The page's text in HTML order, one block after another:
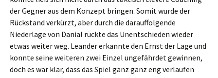
der Gegner aus dem Konzept bringen. Somit wurde der
Rückstand verkürzt, aber durch die darauffolgende
Niederlage von Danial rückte das Unentschieden wieder
etwas weiter weg. Leander erkannte den Ernst der Lage und
konnte seine weiteren zwei Einzel ungefährdet gewinnen,
doch es war klar, dass das Spiel ganz ganz eng verlaufen